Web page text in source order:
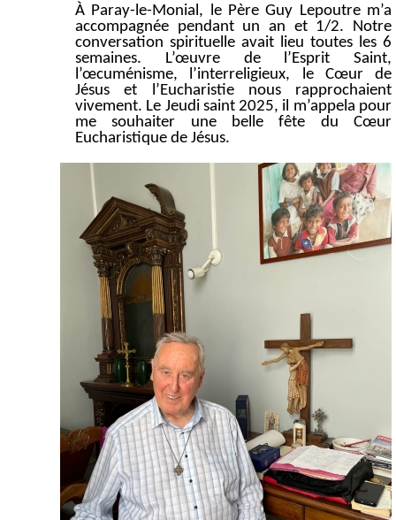
À Paray-le-Monial, le Père Guy Lepoutre m’a
accompagnée pendant un an et 1/2. Notre
conversation spirituelle avait lieu toutes les 6
semaines. L’œuvre de l’Esprit Saint,
l’œcuménisme, l’interreligieux, le Cœur de
Jésus et l’Eucharistie nous rapprochaient
vivement. Le Jeudi saint 2025, il m’appela pour
me souhaiter une belle fête du Cœur
Eucharistique de Jésus.